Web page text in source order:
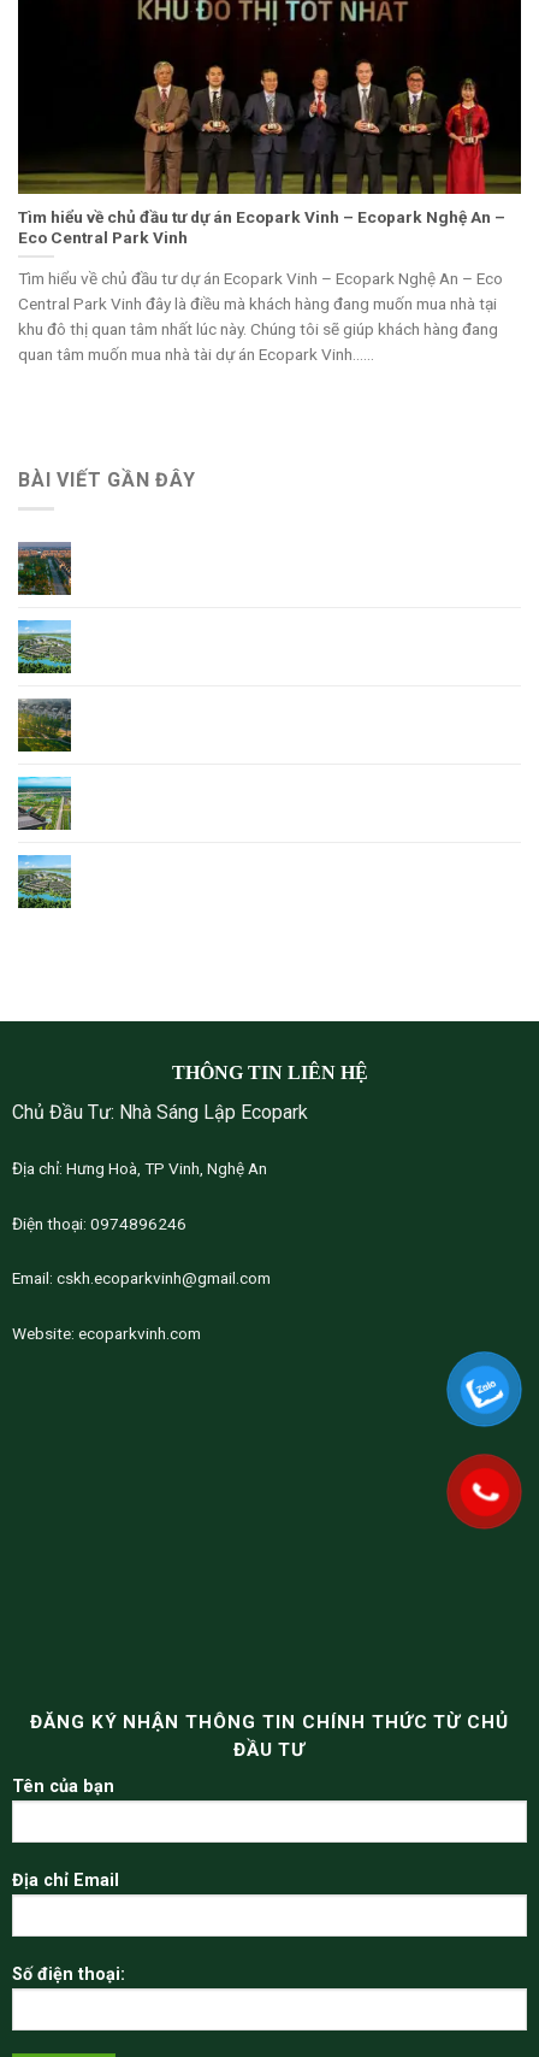
Tìm hiểu về chủ đầu tư dự án Ecopark Vinh – Ecopark Nghệ An –
Eco Central Park Vinh
Tìm hiểu về chủ đầu tư dự án Ecopark Vinh – Ecopark Nghệ An – Eco
Central Park Vinh đây là điều mà khách hàng đang muốn mua nhà tại
khu đô thị quan tâm nhất lúc này. Chúng tôi sẽ giúp khách hàng đang
quan tâm muốn mua nhà tài dự án Ecopark Vinh......
BÀI VIẾT GẦN ĐÂY
THÔNG TIN LIÊN HỆ
Chủ Đầu Tư: Nhà Sáng Lập Ecopark
Địa chỉ: Hưng Hoà, TP Vinh, Nghệ An
Điện thoại: 0974896246
Email: cskh.ecoparkvinh@gmail.com
Website: ecoparkvinh.com
ĐĂNG KÝ NHẬN THÔNG TIN CHÍNH THỨC TỪ CHỦ
ĐẦU TƯ
Tên của bạn
Địa chỉ Email
Số điện thoại: